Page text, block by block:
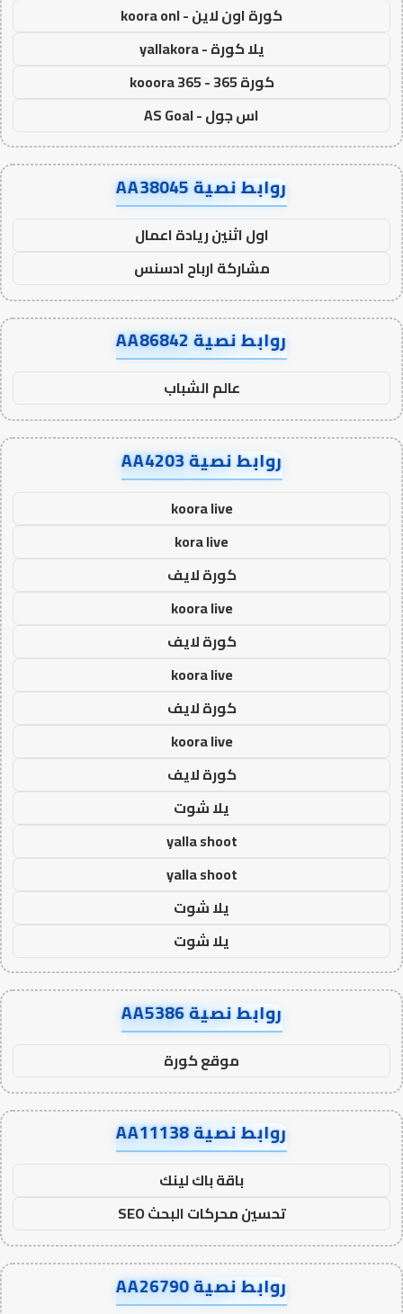
كورة اون لاين - koora onl
يلا كورة - yallakora
كورة 365 - kooora 365
اس جول - AS Goal
روابط نصية AA38045
اول اثنين ريادة اعمال
مشاركة ارباح ادسنس
روابط نصية AA86842
عالم الشباب
روابط نصية AA4203
koora live
kora live
كورة لايف
koora live
كورة لايف
koora live
كورة لايف
koora live
كورة لايف
يلا شوت
yalla shoot
yalla shoot
يلا شوت
يلا شوت
روابط نصية AA5386
موقع كورة
روابط نصية AA11138
باقة باك لينك
تحسين محركات البحث SEO
روابط نصية AA26790